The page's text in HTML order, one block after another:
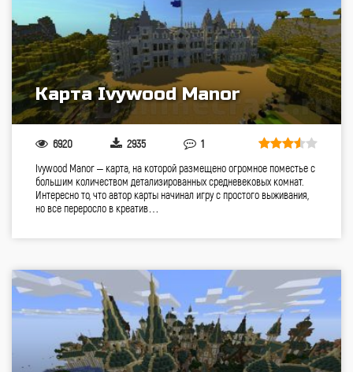
Карта Ivywood Manor
6920 2935 1
Ivywood Manor – карта, на которой размещено огромное поместье с
большим количеством детализированных средневековых комнат.
Интересно то, что автор карты начинал игру с простого выживания,
но все переросло в креатив…